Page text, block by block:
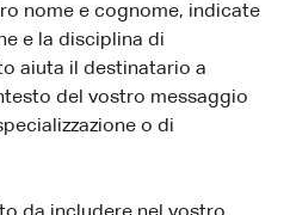
nome e cognome, indicate
e la disciplina di
aiuta il destinatario a
del vostro messaggio
o di